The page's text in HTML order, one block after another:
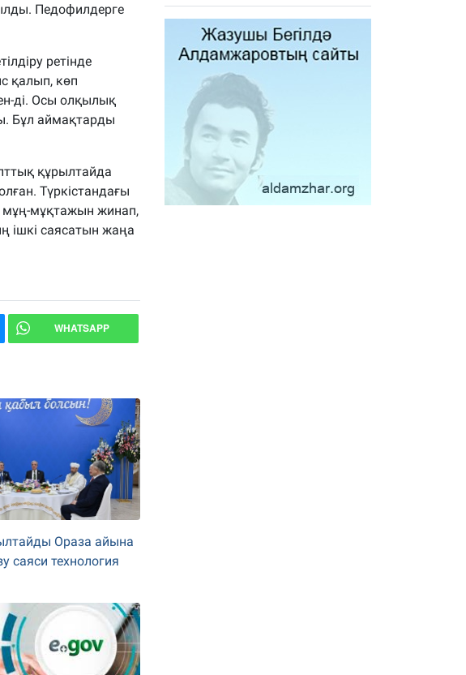
Педофилдерге
ретінде
қалып, көп
ді. Осы олқылық
Бұл аймақтарды
құрылтайда
Түркістандағы
мұң-мұқтажын жинап,
ішкі саясатын жаңа
WHATSAPP
Ораза айына
саяси технология